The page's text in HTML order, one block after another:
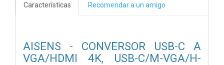
Características Recomendar a un amigo
AISENS - CONVERSOR USB-C A
VGA/HDMI 4K, USB-C/M-VGA/H-